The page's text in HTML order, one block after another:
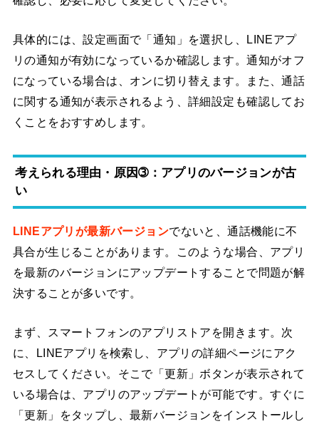
具体的には、設定画面で「通知」を選択し、LINEアプ
リの通知が有効になっているか確認します。通知がオフ
になっている場合は、オンに切り替えます。また、通話
に関する通知が表示されるよう、詳細設定も確認してお
くことをおすすめします。
考えられる理由・原因➂：アプリのバージョンが古
い
LINEアプリが最新バージョンでないと、通話機能に不
具合が生じることがあります。このような場合、アプリ
を最新のバージョンにアップデートすることで問題が解
決することが多いです。
まず、スマートフォンのアプリストアを開きます。次
に、LINEアプリを検索し、アプリの詳細ページにアク
セスしてください。そこで「更新」ボタンが表示されて
いる場合は、アプリのアップデートが可能です。すぐに
「更新」をタップし、最新バージョンをインストールし